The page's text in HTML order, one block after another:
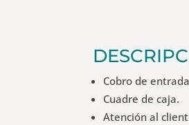
Cobro de
Cuadre de caja.
Atención al